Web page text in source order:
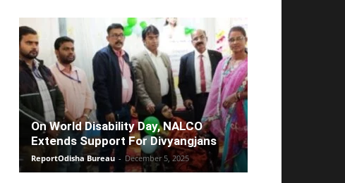
On World Disability Day, NALCO
Extends Support For Divyangjans
ReportOdisha Bureau - December 5, 2025